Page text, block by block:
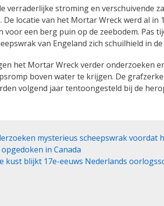
verraderlijke stroming en verschuivende
locatie van het Mortar Wreck werd al in
voor een berg puin op de zeebodem. Pas
van Engeland zich schuilhield in de
het Mortar Wreck verder onderzoeken
boven water te krijgen. De
volgend jaar tentoongesteld bij de
mysterieus scheepswrak voordat
in Canada
kust blijkt 17e-eeuws Nederlands